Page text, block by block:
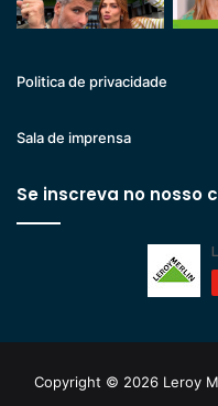
Politica de privacidade
Sala de imprensa
Se inscreva no nosso
Copyright © 2026 Leroy